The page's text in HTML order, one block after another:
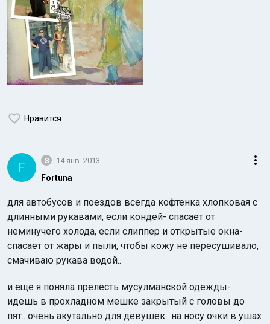
Нравится
F 8 14 янв. 2013
Fortuna
для автобусов и поездов всегда кофтенка хлопковая с
длинными рукавами, если кондей- спасает от
неминучего холода, если слиппер и открытые окна-
спасает от жары и пыли, чтобы кожу не пересушивало,
смачиваю рукава водой..
и еще я поняла прелесть мусулманской одежды-
идешь в прохладном мешке закрытый с головы до
пят.. очень акутально для девушек.. на носу очки в ушах